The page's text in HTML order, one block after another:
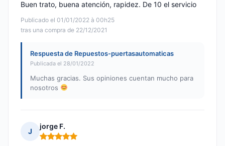
Publicado el 01/01/2022 à 00h25
tras una compra de 22/12/2021
Buen trato, buena atención, rapidez. De 10 el servicio
Respuesta de Repuestos-puertasautomaticas
Publicada el 28/01/2022
Muchas gracias. Sus opiniones cuentan mucho para
nosotros
J
jorge F.
Nota: 5 de 5